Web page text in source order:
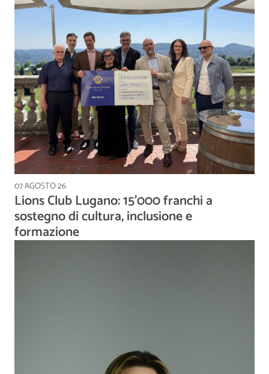
07 AGOSTO 26
Lions Club Lugano: 15'000 franchi a
sostegno di cultura, inclusione e
formazione